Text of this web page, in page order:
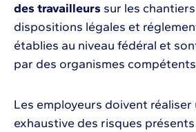
des travailleurs sur les
dispositions légales et
établies au niveau fédéral et
par des organismes
Les employeurs doivent réaliser
exhaustive des risques